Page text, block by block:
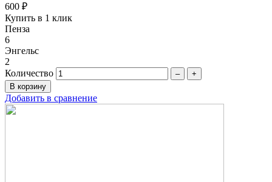
600 ₽
Купить в 1 клик
Пенза
6
Энгельс
2
Количество
– +
Добавить в сравнение